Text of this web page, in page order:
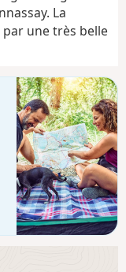
La
une très belle